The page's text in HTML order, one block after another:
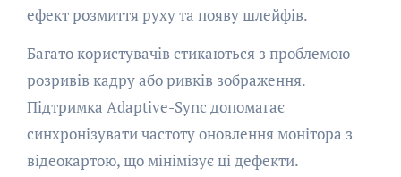
ефект розмиття руху та появу шлейфів.
Багато користувачів стикаються з проблемою
розривів кадру або ривків зображення.
Підтримка Adaptive-Sync допомагає
синхронізувати частоту оновлення монітора з
відеокартою, що мінімізує ці дефекти.